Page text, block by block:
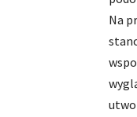
Na